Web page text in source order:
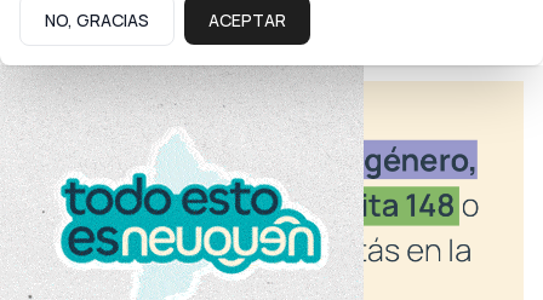
NO, GRACIAS ACEPTAR